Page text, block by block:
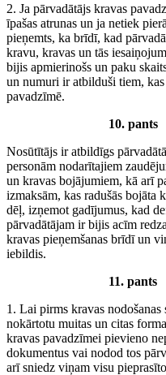
2. Ja pārvadātājs kravas
īpašas atrunas un ja netiek
pieņemts, ka brīdī, kad
kravu, kravas un tās
bijis apmierinošs un paku
un numuri ir atbilduši tiem,
pavadzīmē.
10. pants
Nosūtītājs ir atbildīgs
personām nodarītajiem
un kravas bojājumiem, kā arī
izmaksām, kas radušās bojāta
dēļ, izņemot gadījumus, kad
pārvadātājam ir bijis acīm
kravas pieņemšanas brīdī un
iebildis.
11. pants
1. Lai pirms kravas nodošanas
nokārtotu muitas un citas
kravas pavadzīmei pievieno
dokumentus vai nodod tos
arī sniedz viņam visu